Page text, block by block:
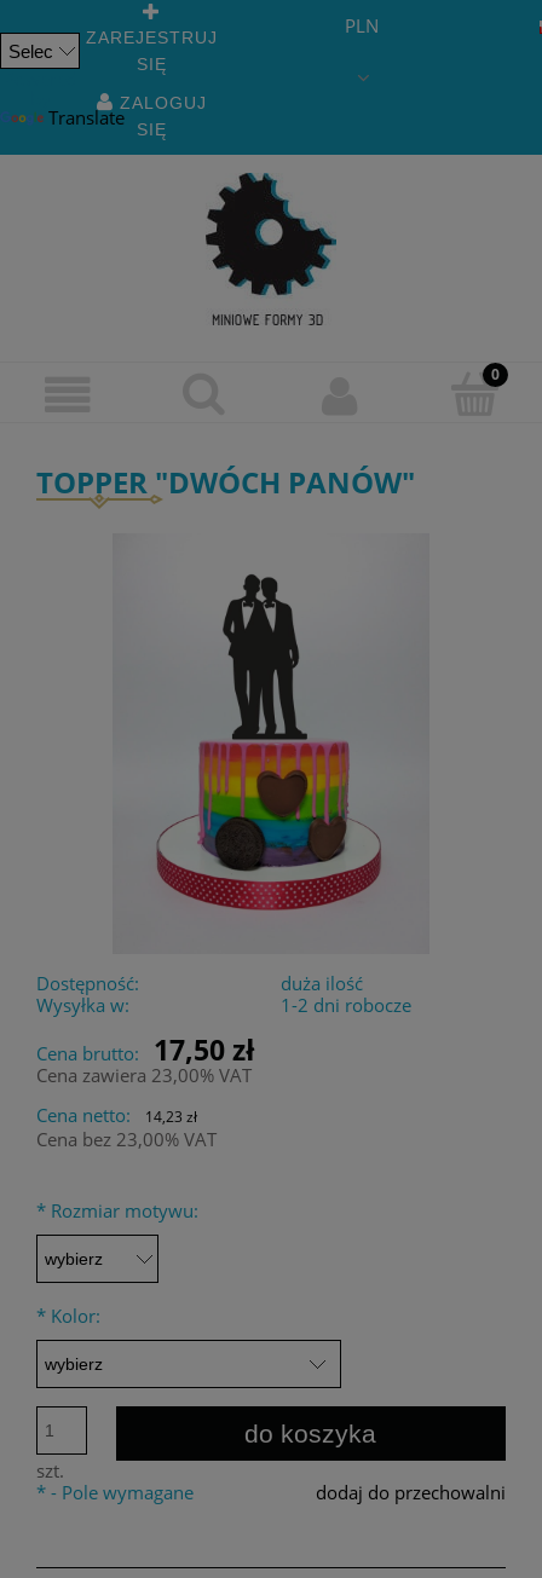
Translate
ZAREJESTRUJ
SIĘ
ZALOGUJ
SIĘ
PLN
TOPPER "DWÓCH PANÓW"
Dostępność:
duża ilość
Wysyłka w:
1-2 dni robocze
Cena brutto:
17,50 zł
Cena zawiera 23,00% VAT
Cena netto:
14,23 zł
Cena bez 23,00% VAT
* Rozmiar motywu:
* Kolor:
szt.
do koszyka
dodaj do przechowalni
* - Pole wymagane